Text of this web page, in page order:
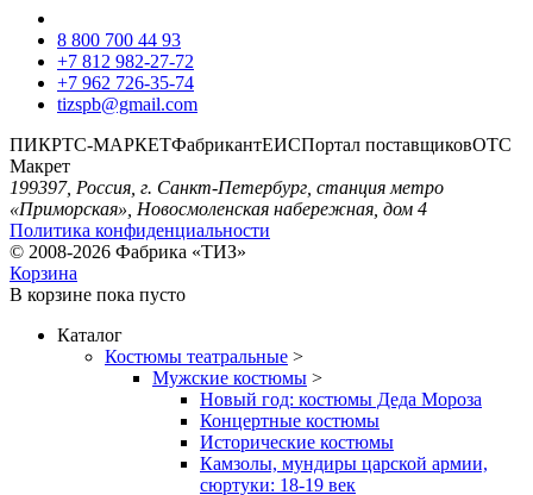
8 800 700 44 93
+7 812 982-27-72
+7 962 726-35-74
tizspb@gmail.com
ПИКРТС-МАРКЕТФабрикантЕИСПортал поставщиковОТС
Макрет
199397, Россия, г. Санкт-Петербург, станция метро
«Приморская», Новосмоленская набережная, дом 4
Политика конфиденциальности
© 2008-2026 Фабрика «ТИЗ»
Корзина
В корзине пока пусто
Каталог
Костюмы театральные >
Мужские костюмы >
Новый год: костюмы Деда Мороза
Концертные костюмы
Исторические костюмы
Камзолы, мундиры царской армии,
сюртуки: 18-19 век